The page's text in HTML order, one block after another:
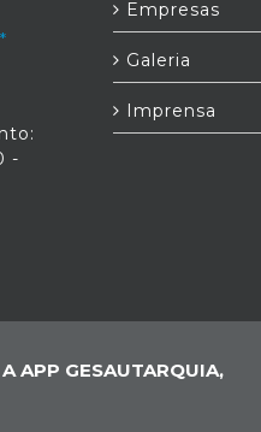
-
Empresas
Galeria
Imprensa
APP GESAUTARQUIA,